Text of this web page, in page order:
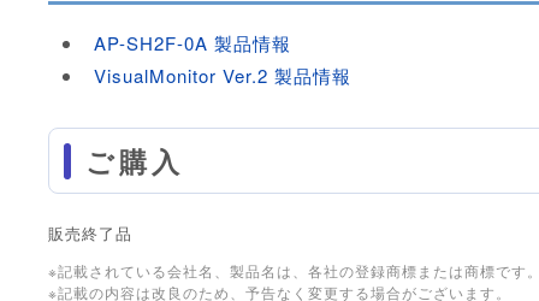
AP-SH2F-0A 製品情報
VisualMonitor Ver.2 製品情報
ご購入
販売終了品
※記載されている会社名、製品名は、各社の登録商標または商標です
※記載の内容は改良のため、予告なく変更する場合がございます。